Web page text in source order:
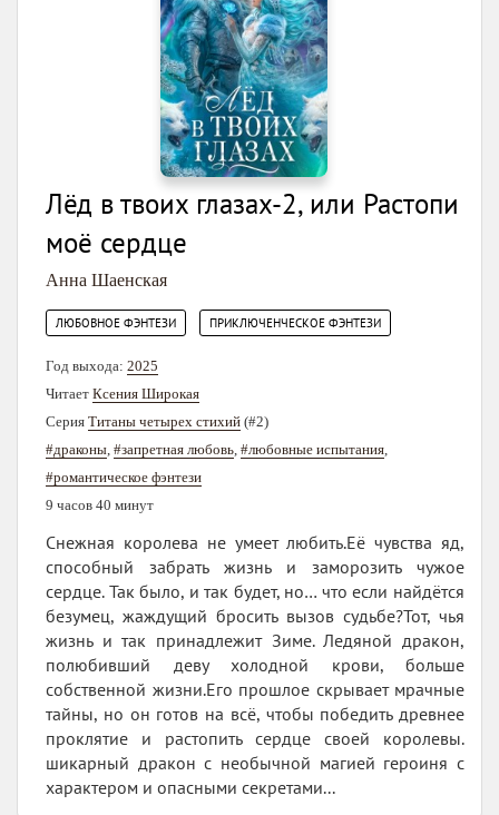
Лёд в твоих глазах-2, или Растопи
моё сердце
Анна Шаенская
ЛЮБОВНОЕ ФЭНТЕЗИ ПРИКЛЮЧЕНЧЕСКОЕ ФЭНТЕЗИ
Год выхода: 2025
Читает Ксения Широкая
Серия Титаны четырех стихий (#2)
#драконы, #запретная любовь, #любовные испытания,
#романтическое фэнтези
9 часов 40 минут
Снежная королева не умеет любить.Её чувства яд,
способный забрать жизнь и заморозить чужое
сердце. Так было, и так будет, но… что если найдётся
безумец, жаждущий бросить вызов судьбе?Тот, чья
жизнь и так принадлежит Зиме. Ледяной дракон,
полюбивший деву холодной крови, больше
собственной жизни.Его прошлое скрывает мрачные
тайны, но он готов на всё, чтобы победить древнее
проклятие и растопить сердце своей королевы.
шикарный дракон с необычной магией героиня с
характером и опасными секретами...